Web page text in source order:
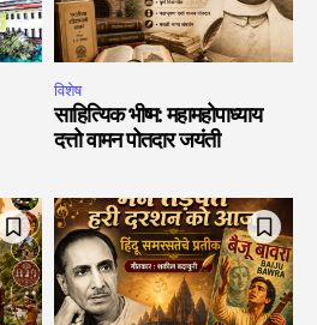
विशेष
साहित्यिक भीष्म: महामहोपाध्याय
दत्तो वामन पोतदार जयंती